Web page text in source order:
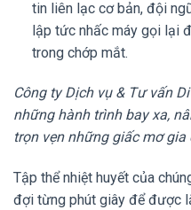
tin liên lạc cơ bản, đội
lập tức nhấc máy gọi lại
trong chớp mắt.
Công ty Dịch vụ & Tư vấn
những hành trình bay xa,
trọn vẹn những giấc mơ
Tập thể nhiệt huyết của
đợi từng phút giây để được